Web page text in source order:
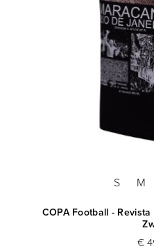
S M
COPA Football -
€